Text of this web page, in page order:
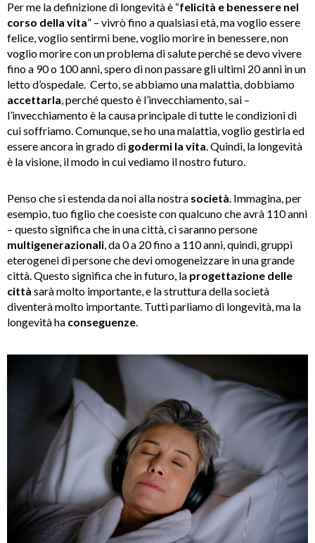
Per me la definizione di longevità è “felicità e benessere nel
corso della vita” – vivrò fino a qualsiasi età, ma voglio essere
felice, voglio sentirmi bene, voglio morire in benessere, non
voglio morire con un problema di salute perché se devo vivere
fino a 90 o 100 anni, spero di non passare gli ultimi 20 anni in un
letto d’ospedale. Certo, se abbiamo una malattia, dobbiamo
accettarla, perché questo è l’invecchiamento, sai –
l’invecchiamento è la causa principale di tutte le condizioni di
cui soffriamo. Comunque, se ho una malattia, voglio gestirla ed
essere ancora in grado di godermi la vita. Quindi, la longevità
è la visione, il modo in cui vediamo il nostro futuro.
Penso che si estenda da noi alla nostra società. Immagina, per
esempio, tuo figlio che coesiste con qualcuno che avrà 110 anni
– questo significa che in una città, ci saranno persone
multigenerazionali, da 0 a 20 fino a 110 anni, quindi, gruppi
eterogenei di persone che devi omogeneizzare in una grande
città. Questo significa che in futuro, la progettazione delle
città sarà molto importante, e la struttura della società
diventerà molto importante. Tutti parliamo di longevità, ma la
longevità ha conseguenze.